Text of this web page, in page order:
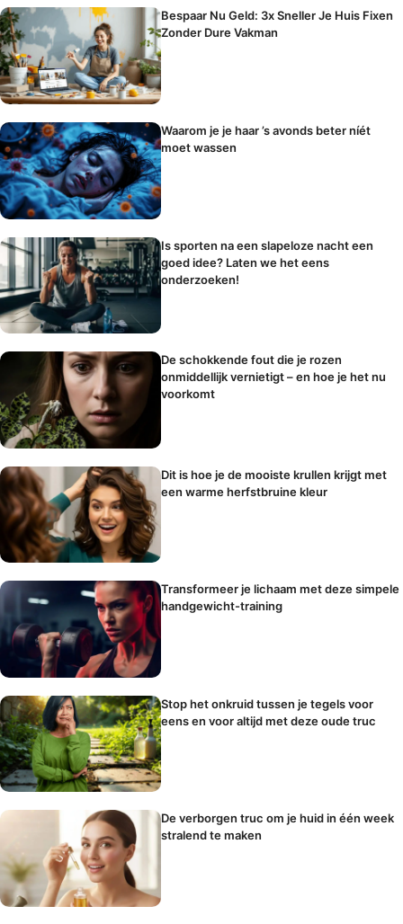
Bespaar Nu Geld: 3x Sneller Je Huis Fixen
Zonder Dure Vakman
Waarom je je haar ’s avonds beter níét
moet wassen
Is sporten na een slapeloze nacht een
goed idee? Laten we het eens
onderzoeken!
De schokkende fout die je rozen
onmiddellijk vernietigt – en hoe je het nu
voorkomt
Dit is hoe je de mooiste krullen krijgt met
een warme herfstbruine kleur
Transformeer je lichaam met deze simpele
handgewicht-training
Stop het onkruid tussen je tegels voor
eens en voor altijd met deze oude truc
De verborgen truc om je huid in één week
stralend te maken